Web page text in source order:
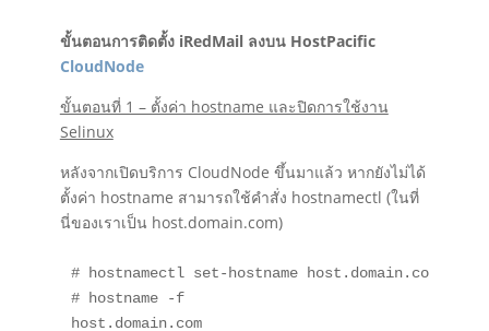
ขั้นตอนการติดตั้ง iRedMail ลงบน HostPacific
CloudNode
ขั้นตอนที่ 1 – ตั้งค่า hostname และปิดการใช้งาน
Selinux
หลังจากเปิดบริการ CloudNode ขึ้นมาแล้ว หากยังไม่ได้
ตั้งค่า hostname สามารถใช้คำสั่ง hostnamectl (ในที่
นี่ของเราเป็น host.domain.com)
# hostnamectl set-hostname host.domain.com
# hostname -f
host.domain.com